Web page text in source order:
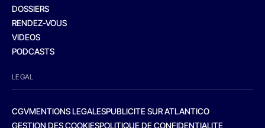
DOSSIERS
RENDEZ-VOUS
VIDEOS
PODCASTS
LEGAL
CGVMENTIONS LEGALESPUBLICITE SUR ATLANTICO
GESTION DES COOKIESPOLITIQUE DE CONFIDENTIALITE